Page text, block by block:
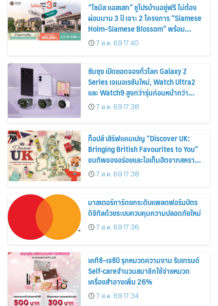
“ไซมิส แอสเสท” ชูโปรบ้านอยู่ฟรี ไม่ต้อง
ผ่อนนาน 3 ปี เจาะ 2 โครงการ “Siamese
Holm–Siamese Blossom” พร้อม
ส่วนลดและสิทธิพิเศษถึง 31 สิงหาคม
2569
7 ส.ค. 69 17:40
ซัมซุง เปิดยอดจองทั่วโลก Galaxy Z
Series เจเนอเรชันใหม่, Watch Ultra2
และ Watch9 สูงกว่ารุ่นก่อนหน้ากว่า
30%7 ส.ค. 69 17:38
ท็อปส์ เสิร์ฟแคมเปญ “Discover UK:
Bringing British Favourites to You”
ขนทัพของอร่อยและไอเท็มฮิตจากสหราช
อาณาจักร ส่งตรงถึงมือตั้งแต่วันนี้ – 18
สิงหาคมนี้
7 ส.ค. 69 17:38
มาสเตอร์การ์ดยกระดับแพลตฟอร์มบัตร
ดิจิทัลด้วยระบบควบคุมความปลอดภัยใหม่
7 ส.ค. 69 17:36
เคทีซี–เจซีบี รุกหมวดความงาม รับเทรนด์
Self-careจำนวนสมาชิกใช้จ่ายหมวด
เครื่องสำอางเพิ่ม 26%
7 ส.ค. 69 17:34